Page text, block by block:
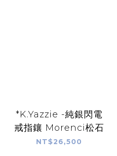
*K.Yazzie -純銀閃電
戒指鑲 Morenci松石
NT$26,500